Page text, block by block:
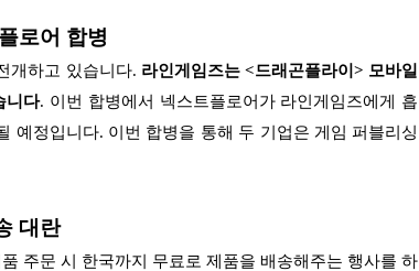
로어 합병
개하고 있습니다. 라인게임즈는 <드래곤플라이> 모바일
니다. 이번 합병에서 넥스트플로어가 라인게임즈에게 흡
예정입니다. 이번 합병을 통해 두 기업은 게임 퍼블리싱
대란
주문 시 한국까지 무료로 제품을 배송해주는 행사를 하